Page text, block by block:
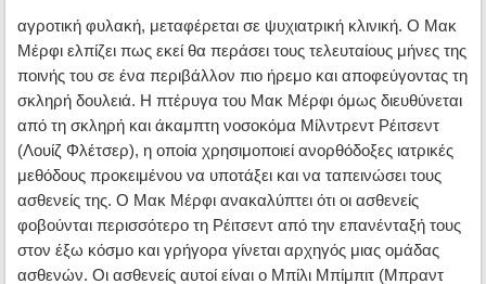
αγροτική φυλακή, μεταφέρεται σε ψυχιατρική κλινική. Ο Μακ
Μέρφι ελπίζει πως εκεί θα περάσει τους τελευταίους μήνες της
ποινής του σε ένα περιβάλλον πιο ήρεμο και αποφεύγοντας τη
σκληρή δουλειά. Η πτέρυγα του Μακ Μέρφι όμως διευθύνεται
από τη σκληρή και άκαμπτη νοσοκόμα Μίλντρεντ Ρέιτσεντ
(Λουίζ Φλέτσερ), η οποία χρησιμοποιεί ανορθόδοξες ιατρικές
μεθόδους προκειμένου να υποτάξει και να ταπεινώσει τους
ασθενείς της. Ο Μακ Μέρφι ανακαλύπτει ότι οι ασθενείς
φοβούνται περισσότερο τη Ρέιτσεντ από την επανένταξή τους
στον έξω κόσμο και γρήγορα γίνεται αρχηγός μιας ομάδας
ασθενών. Οι ασθενείς αυτοί είναι ο Μπίλι Μπίμπιτ (Μπραντ